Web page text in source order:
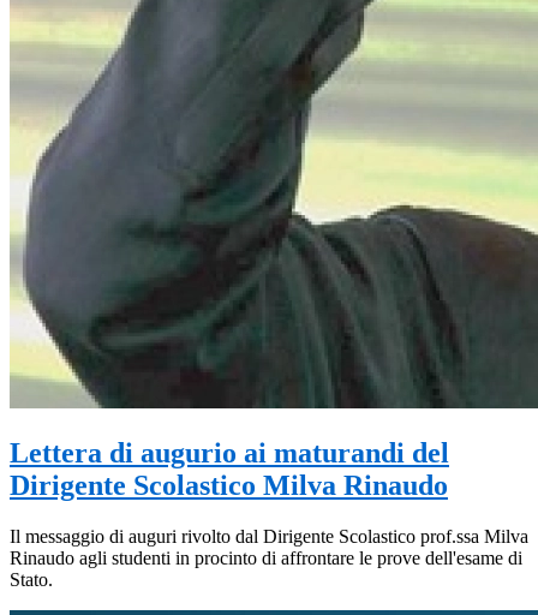
Lettera di augurio ai maturandi del
Dirigente Scolastico Milva Rinaudo
Il messaggio di auguri rivolto dal Dirigente Scolastico prof.ssa Milva
Rinaudo agli studenti in procinto di affrontare le prove dell'esame di
Stato.